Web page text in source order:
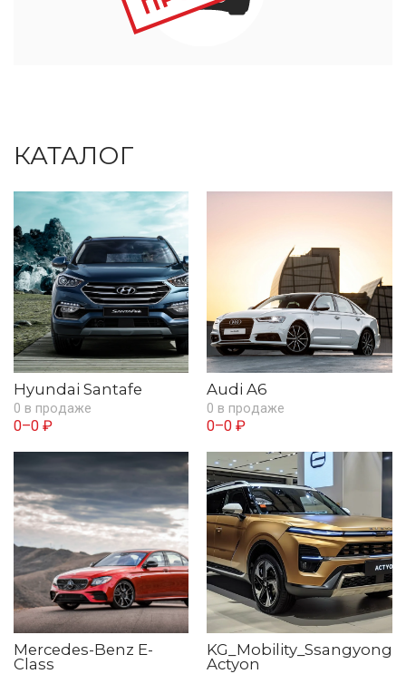
КАТАЛОГ
Hyundai Santafe
0 в продаже
0–0 ₽
Audi A6
0 в продаже
0–0 ₽
Mercedes-Benz E-
Class
KG_Mobility_Ssangyong
Actyon